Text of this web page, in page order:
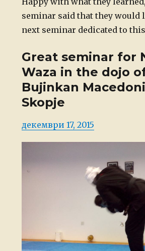
seminar said that they would
next seminar dedicated to
Great seminar for
Waza in the dojo
Bujinkan
Skopje
Posted
декември 17, 2015